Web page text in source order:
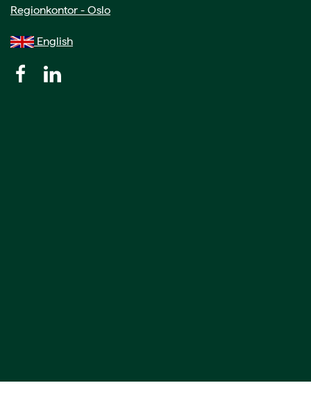
Regionkontor - Oslo
English